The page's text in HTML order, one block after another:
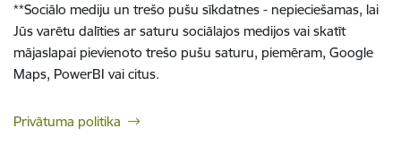
**Sociālo mediju un trešo pušu sīkdatnes - nepieciešamas, lai
Jūs varētu dalīties ar saturu sociālajos medijos vai skatīt
mājaslapai pievienoto trešo pušu saturu, piemēram, Google
Maps, PowerBI vai citus.
Privātuma politika